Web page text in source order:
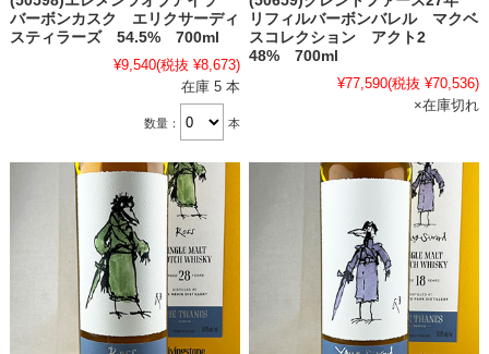
バーボンカスク エリクサーディ
スティラーズ 54.5% 700ml
¥9,540(税抜 ¥8,673)
在庫 5 本
数量： 本
リフィルバーボンバレル マクベ
スコレクション アクト2
48% 700ml
¥77,590(税抜 ¥70,536)
×在庫切れ